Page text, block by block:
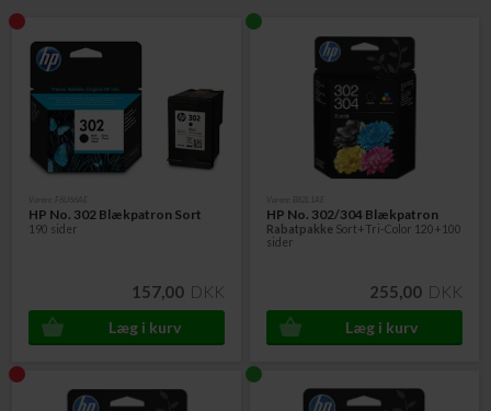
HP No. 302 Blækpatron Sort
190 sider
157,00 DKK
HP No. 302/304 Blækpatron
RabatpakkeSort+Tri-Color 120+100
sider
255,00 DKK